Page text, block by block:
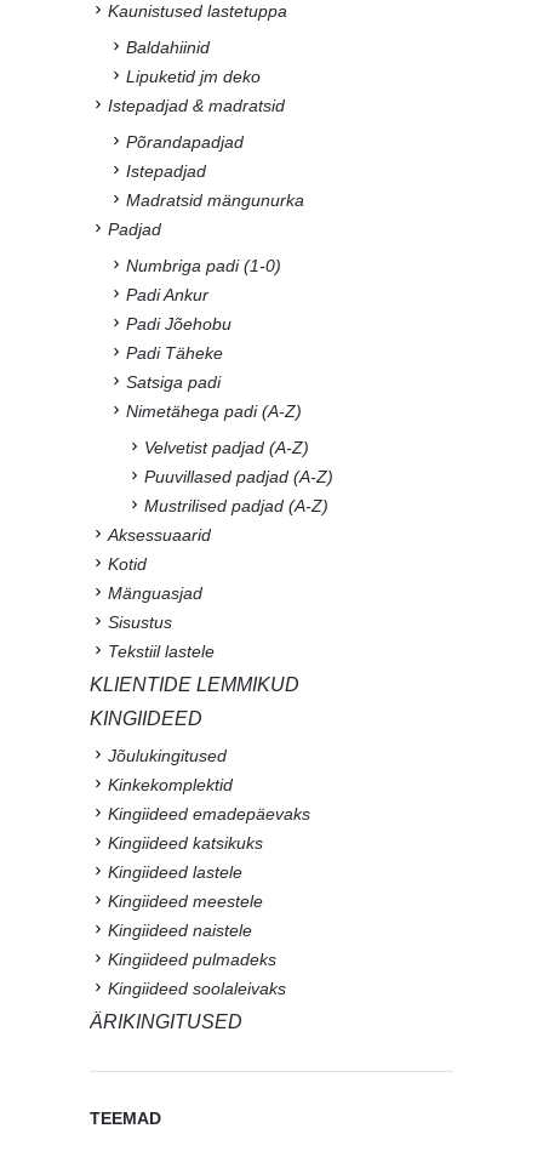
Kaunistused lastetuppa
Baldahiinid
Lipuketid jm deko
Istepadjad & madratsid
Põrandapadjad
Istepadjad
Madratsid mängunurka
Padjad
Numbriga padi (1-0)
Padi Ankur
Padi Jõehobu
Padi Täheke
Satsiga padi
Nimetähega padi (A-Z)
Velvetist padjad (A-Z)
Puuvillased padjad (A-Z)
Mustrilised padjad (A-Z)
Aksessuaarid
Kotid
Mänguasjad
Sisustus
Tekstiil lastele
KLIENTIDE LEMMIKUD
KINGIIDEED
Jõulukingitused
Kinkekomplektid
Kingiideed emadepäevaks
Kingiideed katsikuks
Kingiideed lastele
Kingiideed meestele
Kingiideed naistele
Kingiideed pulmadeks
Kingiideed soolaleivaks
ÄRIKINGITUSED
TEEMAD